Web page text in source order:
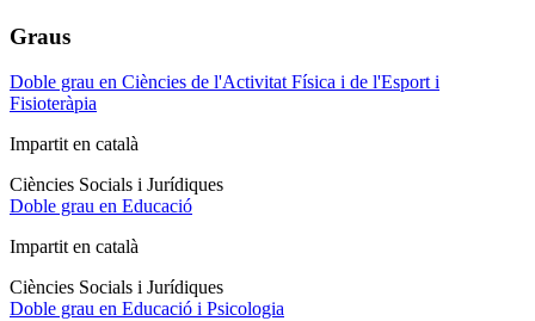
Graus
Doble grau en Ciències de l'Activitat Física i de l'Esport i
Fisioteràpia
Impartit en català
Ciències Socials i Jurídiques
Doble grau en Educació
Impartit en català
Ciències Socials i Jurídiques
Doble grau en Educació i Psicologia